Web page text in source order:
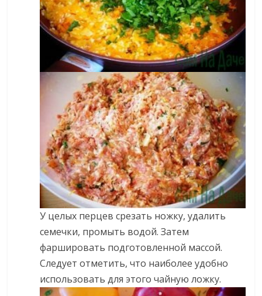
У целых перцев срезать ножку, удалить
семечки, промыть водой. Затем
фаршировать подготовленной массой.
Следует отметить, что наиболее удобно
использовать для этого чайную ложку.